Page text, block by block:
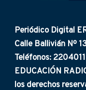
Periódico Digital
Calle Ballivián Nº
Teléfonos:
EDUCACIÓN
los derechos